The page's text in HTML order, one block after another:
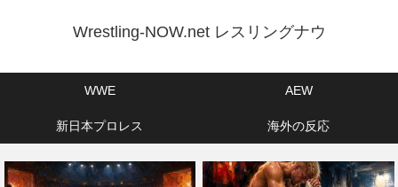
Wrestling-NOW.net レスリングナウ
WWE AEW
新日本プロレス 海外の反応